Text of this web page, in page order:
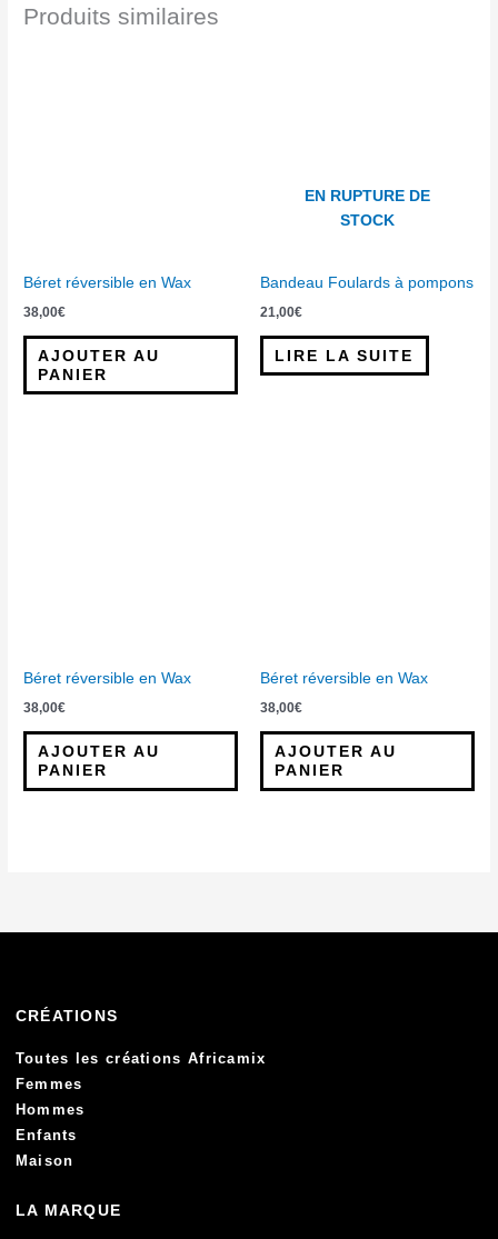
Produits similaires
Béret réversible en Wax
38,00€
AJOUTER AU
PANIER
EN RUPTURE DE
STOCK
Bandeau Foulards à pompons
21,00€
LIRE LA SUITE
Béret réversible en Wax
38,00€
AJOUTER AU
PANIER
Béret réversible en Wax
38,00€
AJOUTER AU
PANIER
CRÉATIONS
Toutes les créations Africamix
Femmes
Hommes
Enfants
Maison
LA MARQUE